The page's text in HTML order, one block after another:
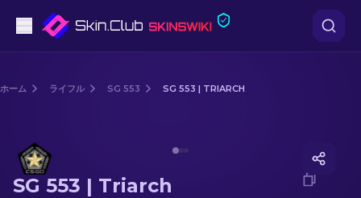
ライフル
スナイパーライフル
ホーム ライフル SG 553 SG 553 | TRIARCH
SG 553 | Triarch